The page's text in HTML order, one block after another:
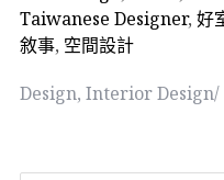
Taiwanese Designer, 好
敘事, 空間設計
Design, Interior Design/